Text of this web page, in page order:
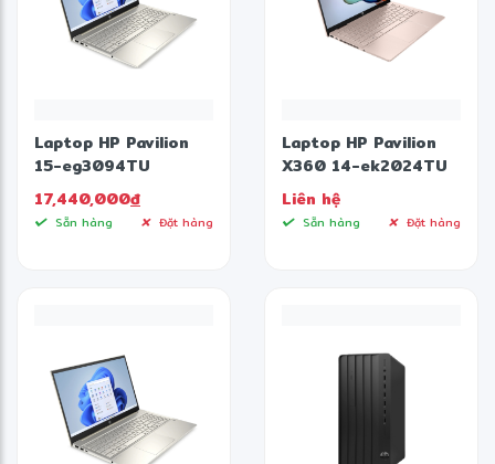
Laptop HP Pavilion
15-eg3094TU
8C5L5PA (Core i5-
1335U | 8GB | 512GB |
Intel Iris Xe | 15.6
17,440,000đ
Sẵn hàng Đặt hàng
Laptop HP Pavilion
X360 14-ek2024TU
9Z2V6PA (Intel Core
5 120U | 16GB |
512GB | 14 inch FHD |
Liên hệ
Sẵn hàng Đặt hàng